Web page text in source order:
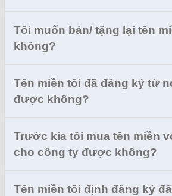
Tôi muốn bán/ tặng lại tên
không?
Tên miền tôi đã đăng ký từ
được không?
Trước kia tôi mua tên miền
cho công ty được không?
Tên miền tôi định đăng ký